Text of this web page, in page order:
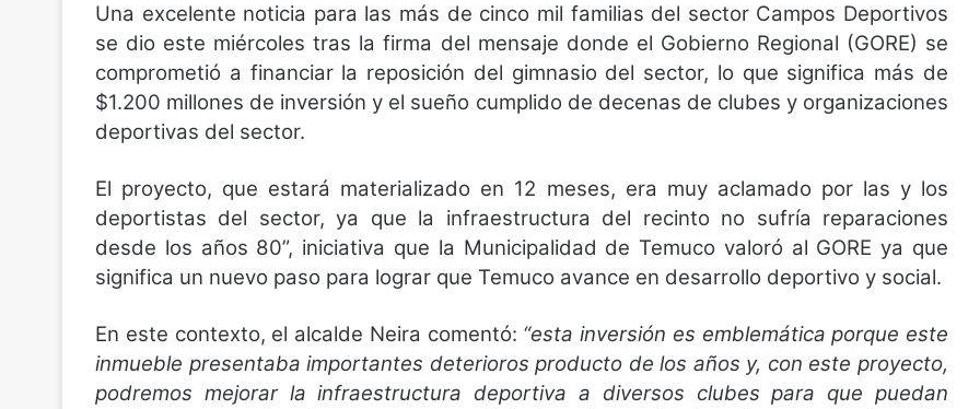
Una excelente noticia para las más de cinco mil familias del sector Campos Deportivos
se dio este miércoles tras la firma del mensaje donde el Gobierno Regional (GORE) se
comprometió a financiar la reposición del gimnasio del sector, lo que significa más de
$1.200 millones de inversión y el sueño cumplido de decenas de clubes y organizaciones
deportivas del sector.
El proyecto, que estará materializado en 12 meses, era muy aclamado por las y los
deportistas del sector, ya que la infraestructura del recinto no sufría reparaciones
desde los años 80”, iniciativa que la Municipalidad de Temuco valoró al GORE ya que
significa un nuevo paso para lograr que Temuco avance en desarrollo deportivo y social.
En este contexto, el alcalde Neira comentó: “esta inversión es emblemática porque este
inmueble presentaba importantes deterioros producto de los años y, con este proyecto,
podremos mejorar la infraestructura deportiva a diversos clubes para que puedan